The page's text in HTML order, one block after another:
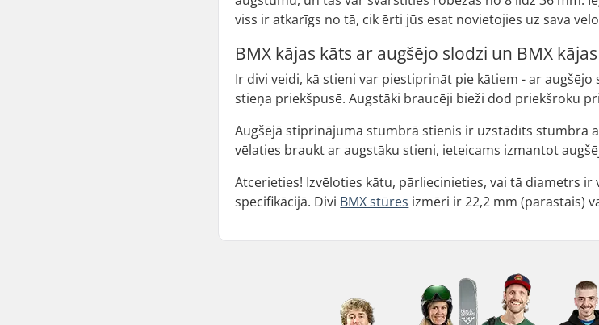
viss ir atkarīgs no tā, cik ērti jūs esat novietojies uz sava
BMX kājas kāts ar augšējo slodzi un BMX
Ir divi veidi, kā stieni var piestiprināt pie kātiem - ar
stieņa priekšpusē. Augstāki braucēji bieži dod priekšroku
Augšējā stiprinājuma stumbrā stienis ir uzstādīts stumbra
vēlaties braukt ar augstāku stieni, ieteicams izmantot
Atcerieties! Izvēloties kātu, pārliecinieties, vai tā diametrs
specifikācijā. Divi BMX stūres izmēri ir 22,2 mm (parastais)